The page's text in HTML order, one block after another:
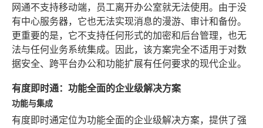
网通不支持移动端，员工离开办公室就无法使用。由于没
有中心服务器，它也无法实现消息的漫游、审计和备份。
更重要的是，它不支持任何形式的加密和后台管理，也无
法与任何业务系统集成。因此，该方案完全不适用于对数
据安全、跨平台办公和功能扩展有任何要求的现代企业。
有度即时通：功能全面的企业级解决方案
功能与集成
有度即时通定位为功能全面的企业级解决方案，提供了强